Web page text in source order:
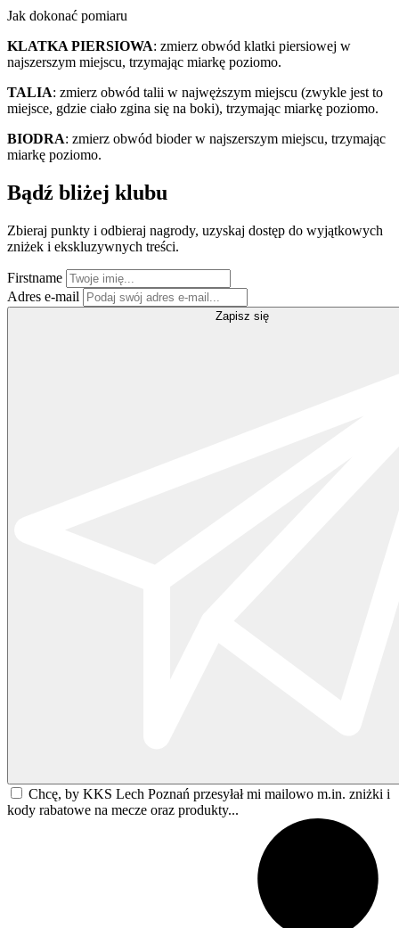
Jak dokonać pomiaru
KLATKA PIERSIOWA: zmierz obwód klatki piersiowej w
najszerszym miejscu, trzymając miarkę poziomo.
TALIA: zmierz obwód talii w najwęższym miejscu (zwykle jest to
miejsce, gdzie ciało zgina się na boki), trzymając miarkę poziomo.
BIODRA: zmierz obwód bioder w najszerszym miejscu, trzymając
miarkę poziomo.
Bądź bliżej klubu
Zbieraj punkty i odbieraj nagrody, uzyskaj dostęp do wyjątkowych
zniżek i ekskluzywnych treści.
Firstname
Adres e-mail
Zapisz się
Chcę, by KKS Lech Poznań przesyłał mi mailowo m.in. zniżki i
kody rabatowe na mecze oraz produkty...